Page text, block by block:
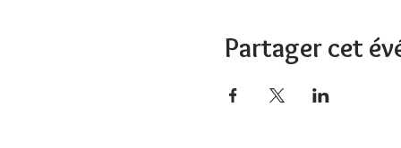
Partager cet